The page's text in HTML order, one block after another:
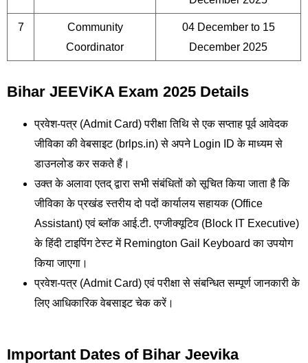
7
Community
Coordinator
04 December to 15
December 2025
Bihar JEEViKA Exam 2025 Details
प्रवेश-पत्र (Admit Card) परीक्षा तिथि से एक सप्ताह पूर्व आवेदक
जीविका की वेबसाइट (brlps.in) से अपने Login ID के माध्यम से
डाउनलोड कर सकते हैं।
उक्त के अलावा एतद् द्वारा सभी संबंधितों को सूचित किया जाता है कि
जीविका के प्रखंड स्तरीय दो पदों कार्यालय सहायक (Office
Assistant) एवं ब्लॉक आई.टी. एग्जीक्यूटिव (Block IT Executive)
के हिंदी टाइपिंग टेस्ट में Remington Gail Keyboard का उपयोग
किया जाएगा।
प्रवेश-पत्र (Admit Card) एवं परीक्षा से संबन्धित सम्पूर्ण जानकारी के
लिए आधिकारिक वेबसाइट चेक करें।
Important Dates of Bihar Jeevika